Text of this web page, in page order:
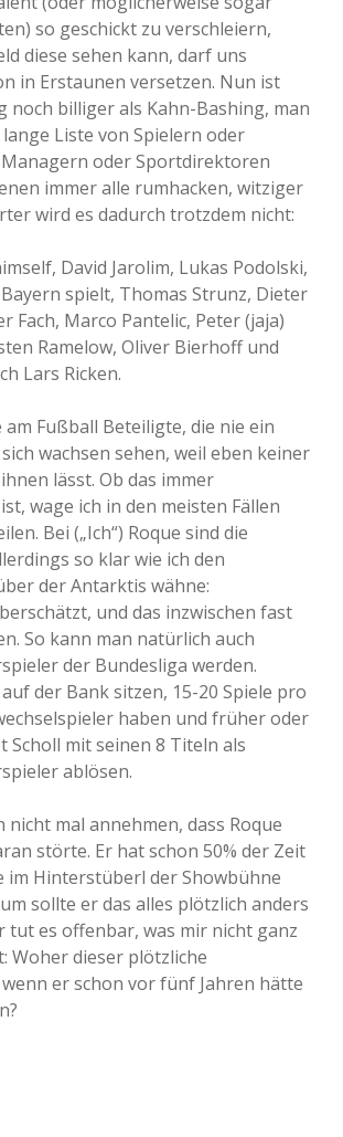
so geschickt zu verschleiern,
diese sehen kann, darf uns
in Erstaunen versetzen. Nun ist
noch billiger als Kahn-Bashing, man
Liste von Spielern oder
oder Sportdirektoren
immer alle rumhacken, witziger
wird es dadurch trotzdem nicht:
David Jarolim, Lukas Podolski,
spielt, Thomas Strunz, Dieter
Fach, Marco Pantelic, Peter (jaja)
Ramelow, Oliver Bierhoff und
Lars Ricken.
am Fußball Beteiligte, die nie ein
wachsen sehen, weil eben keiner
lässt. Ob das immer
wage ich in den meisten Fällen
Bei („Ich“) Roque sind die
so klar wie ich den
der Antarktis wähne:
und das inzwischen fast
So kann man natürlich auch
der Bundesliga werden.
der Bank sitzen, 15-20 Spiele pro
haben und früher oder
Scholl mit seinen 8 Titeln als
ablösen.
nicht mal annehmen, dass Roque
störte. Er hat schon 50% der Zeit
im Hinterstüberl der Showbühne
sollte er das alles plötzlich anders
tut es offenbar, was mir nicht ganz
Woher dieser plötzliche
er schon vor fünf Jahren hätte